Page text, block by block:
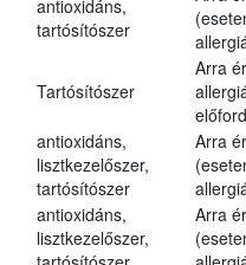
antioxidáns,
tartósítószer
Tartósítószer
Arra
antioxidáns,
lisztkezelőszer,
tartósítószer
Arra
antioxidáns,
lisztkezelőszer,
Arra